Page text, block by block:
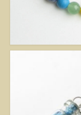
Egyedi
A szobai növények,
virágoznak.Biztosan Ön